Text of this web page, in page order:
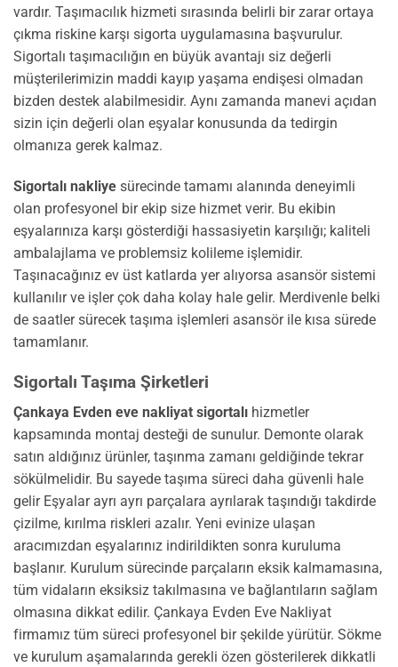
vardır. Taşımacılık hizmeti sırasında belirli bir zarar ortaya
çıkma riskine karşı sigorta uygulamasına başvurulur.
Sigortalı taşımacılığın en büyük avantajı siz değerli
müşterilerimizin maddi kayıp yaşama endişesi olmadan
bizden destek alabilmesidir. Aynı zamanda manevi açıdan
sizin için değerli olan eşyalar konusunda da tedirgin
olmanıza gerek kalmaz.
Sigortalı nakliye sürecinde tamamı alanında deneyimli
olan profesyonel bir ekip size hizmet verir. Bu ekibin
eşyalarınıza karşı gösterdiği hassasiyetin karşılığı; kaliteli
ambalajlama ve problemsiz kolileme işlemidir.
Taşınacağınız ev üst katlarda yer alıyorsa asansör sistemi
kullanılır ve işler çok daha kolay hale gelir. Merdivenle belki
de saatler sürecek taşıma işlemleri asansör ile kısa sürede
tamamlanır.
Sigortalı Taşıma Şirketleri
Çankaya Evden eve nakliyat sigortalı hizmetler
kapsamında montaj desteği de sunulur. Demonte olarak
satın aldığınız ürünler, taşınma zamanı geldiğinde tekrar
sökülmelidir. Bu sayede taşıma süreci daha güvenli hale
gelir Eşyalar ayrı ayrı parçalara ayrılarak taşındığı takdirde
çizilme, kırılma riskleri azalır. Yeni evinize ulaşan
aracımızdan eşyalarınız indirildikten sonra kuruluma
başlanır. Kurulum sürecinde parçaların eksik kalmamasına,
tüm vidaların eksiksiz takılmasına ve bağlantıların sağlam
olmasına dikkat edilir. Çankaya Evden Eve Nakliyat
firmamız tüm süreci profesyonel bir şekilde yürütür. Sökme
ve kurulum aşamalarında gerekli özen gösterilerek dikkatli